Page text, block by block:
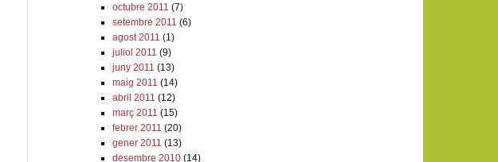
octubre 2011 (7)
setembre 2011 (6)
agost 2011 (1)
juliol 2011 (9)
juny 2011 (13)
maig 2011 (14)
abril 2011 (12)
març 2011 (15)
febrer 2011 (20)
gener 2011 (13)
desembre 2010 (14)